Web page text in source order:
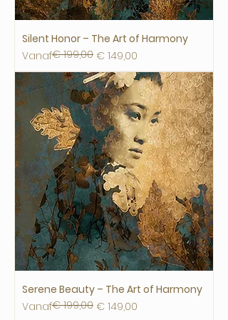
Silent Honor – The Art of Harmony
Vanaf
Normale prijs
€ 199,00 € 149,00
Verkoopprijs
Serene Beauty – The Art of Harmony
Vanaf
Normale prijs
€ 199,00 € 149,00
Verkoopprijs